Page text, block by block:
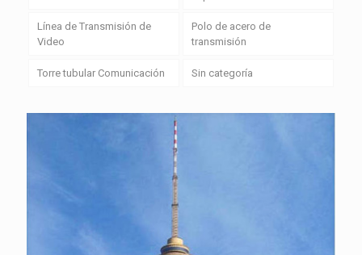
Línea de Transmisión de
Video
Polo de acero de
transmisión
Torre tubular Comunicación Sin categoría